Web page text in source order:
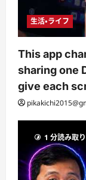
生活・ライフ
This app
sharing one
give each
1 分読み取り